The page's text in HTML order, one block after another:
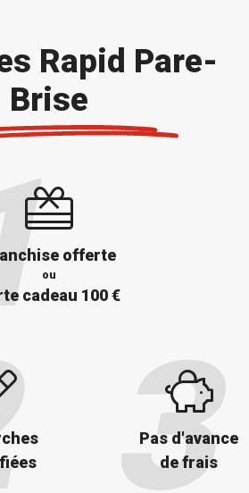
Rapid Pare-
Brise
offerte
ou
cadeau 100 €
Pas d'avance
de frais